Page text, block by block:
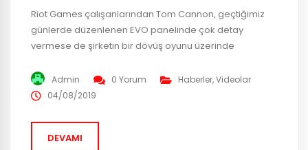
Riot Games çalışanlarından Tom Cannon, geçtiğimiz
günlerde düzenlenen EVO panelinde çok detay
vermese de şirketin bir dövüş oyunu üzerinde
Entertainment adlı survival oyun geliştiren bir şirketi
satın almıştı. Herkes survival tadında bir oyun beklerken
üzerinde çalışıyormuş! MMORPG Türkiye olarak biz de...
Admin 0 Yorum Haberler,Videolar
04/08/2019
DEVAMI